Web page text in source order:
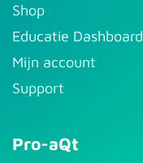
S​hop
Educatie Dashboard
Mijn account
Support
Pro-aQt